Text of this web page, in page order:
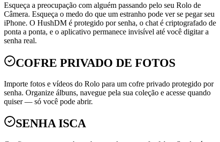
Esqueça a preocupação com alguém passando pelo seu Rolo de
Câmera. Esqueça o medo do que um estranho pode ver se pegar seu
iPhone. O HushDM é protegido por senha, o chat é criptografado de
ponta a ponta, e o aplicativo permanece invisível até você digitar a
senha real.
COFRE PRIVADO DE FOTOS
Importe fotos e vídeos do Rolo para um cofre privado protegido por
senha. Organize álbuns, navegue pela sua coleção e acesse quando
quiser — só você pode abrir.
SENHA ISCA